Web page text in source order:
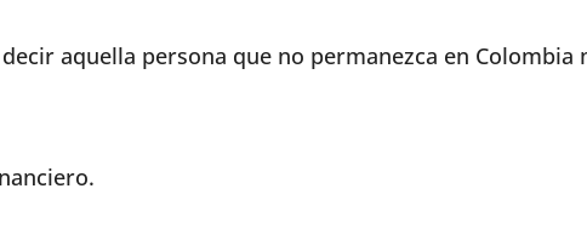
aquella persona que no permanezca en Colombia